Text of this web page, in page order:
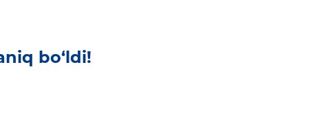
bo‘ldi!